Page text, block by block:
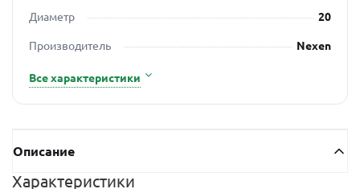
Диаметр
20
Производитель
Nexen
Все характеристики
Описание
Характеристики